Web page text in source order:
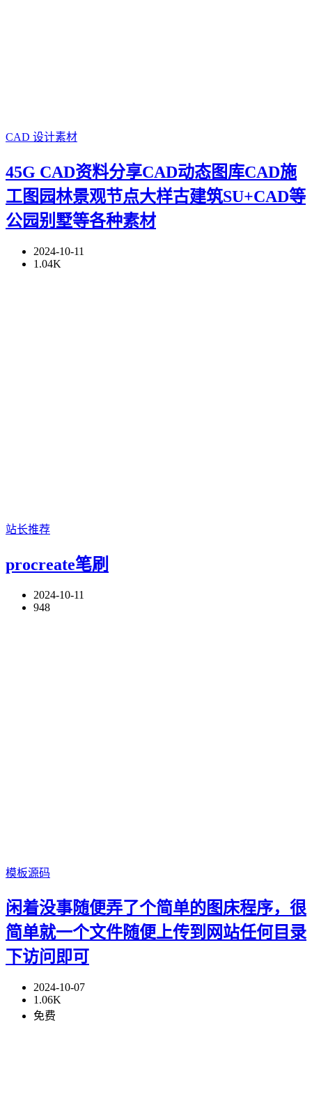
CAD 设计素材
45G CAD资料分享CAD动态图库CAD施
工图园林景观节点大样古建筑SU+CAD等
公园别墅等各种素材
2024-10-11
1.04K
站长推荐
procreate笔刷
2024-10-11
948
模板源码
闲着没事随便弄了个简单的图床程序，很
简单就一个文件随便上传到网站任何目录
下访问即可
2024-10-07
1.06K
免费